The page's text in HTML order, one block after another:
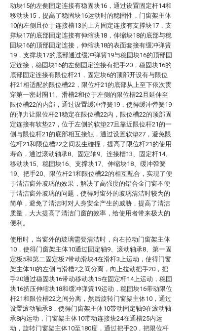
动块15的左侧固定连接有稳固块16，通过设置固定杆14和
移动块15，提高了稳固块16运动时的稳固性，门窗架主体
10的左侧且位于连接槽13的上方固定连接有支撑块17，支
撑块17的底部固定连接有伸缩块18，伸缩块18的底部与稳
固块16的顶部固定连接，伸缩块18的表面套接有缓冲弹簧
19，支撑块17的底部通过缓冲弹簧19与稳固块16的顶部固
定连接，稳固块16的左侧固定连接有把手20，稳固块16的
底部固定连接有限位杆21，固定块6的顶部开设有与限位
杆21相适配的限位槽22，限位杆21的底部从上至下依次贯
穿第一密封圈11、滑槽2和位于左侧的限位槽22且延伸至
限位槽22的内部，通过设置缓冲弹簧19，使得缓冲弹簧19
的弹力让限位杆21稳定在限位槽22内，限位槽22的顶部固
定连接有软垫27，位于左侧的软垫27且靠近限位杆21的一
侧与限位杆21的底部相互接触，通过设置软垫27，避免限
位杆21和限位槽22之间发生碰撞，提高了限位杆21的使用
寿命，通过滚动轴承8、固定轴9、连接槽13、固定杆14、
移动块15、稳固块16、支撑块17、伸缩块18、缓冲弹簧
19、把手20、限位杆21和限位槽22的相互配合，实现了便
于清洁窗外玻璃的效果，解决了高强度的铝合金门窗不便
于清洁窗外玻璃的问题，使得对窗外的玻璃清洁时较为的
简单，避免了清洁时对人身安全产生的威胁，提高了清洁
质量，大大提高了清洁门窗的效率，给使用者带来极大的
便利。
使用时，当窗外的玻璃需要清洁时，向右拉动门窗架主体
10，使得门窗架主体10通过固定轴9、滚动轴承8、第一固
定板5和第二固定板7带动滑块4在滑杆3上运动，使得门窗
架主体10的左侧与滑槽2之间分离，向上拉动把手20，把
手20通过稳固块16带动移动块15在固定杆14上运动，稳固
块16挤压伸缩块18和缓冲弹簧19运动，稳固块16带动限位
杆21和限位槽22之间分离，然后旋转门窗架主体10，通过
设置滚动轴承8，使得门窗架主体10带动固定轴9在滚动轴
承8内运动，门窗架主体10带动连接块24在通槽25内运
动，旋转门窗架主体10至180度，通过把手20，把限位杆